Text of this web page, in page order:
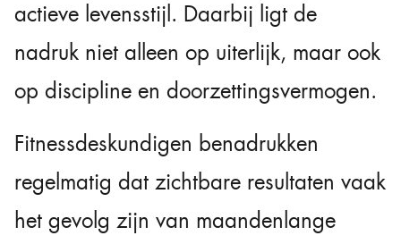
actieve levensstijl. Daarbij ligt de
nadruk niet alleen op uiterlijk, maar ook
op discipline en doorzettingsvermogen.
Fitnessdeskundigen benadrukken
regelmatig dat zichtbare resultaten vaak
het gevolg zijn van maandenlange